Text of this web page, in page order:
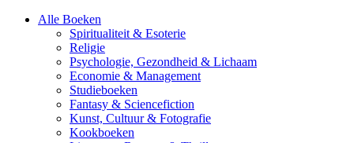
Alle Boeken
Spiritualiteit & Esoterie
Religie
Psychologie, Gezondheid & Lichaam
Economie & Management
Studieboeken
Fantasy & Sciencefiction
Kunst, Cultuur & Fotografie
Kookboeken